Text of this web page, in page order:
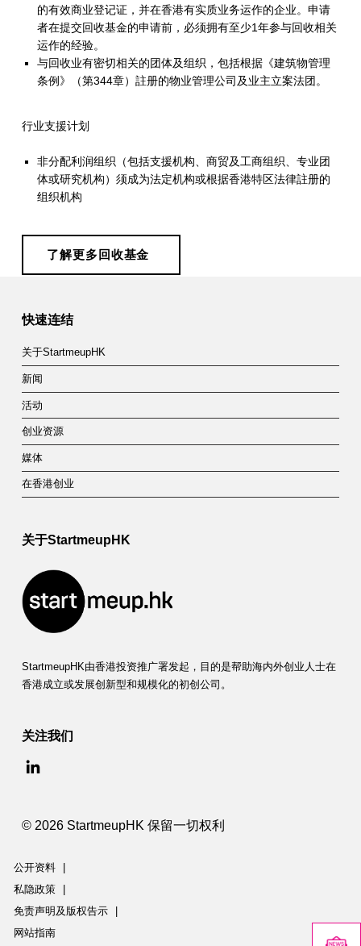
的有效商业登记证，并在香港有实质业务运作的企业。申请
者在提交回收基金的申请前，必须拥有至少1年参与回收相关
运作的经验。
与回收业有密切相关的团体及组织，包括根据《建筑物管理
条例》（第344章）註册的物业管理公司及业主立案法团。
行业支援计划
非分配利润组织（包括支援机构、商贸及工商组织、专业团
体或研究机构）须成为法定机构或根据香港特区法律註册的
组织机构
了解更多回收基金
Skip back to main navigation
快速连结
关于StartmeupHK
新闻
活动
创业资源
媒体
在香港创业
关于StartmeupHK
StartmeupHK由香港投资推广署发起，目的是帮助海内外创业人士在
香港成立或发展创新型和规模化的初创公司。
关注我们
© 2026 StartmeupHK 保留一切权利
公开资料
私隐政策
免责声明及版权告示
网站指南